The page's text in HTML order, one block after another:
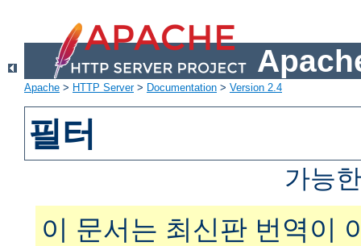
Apache > HTTP Server> Documentation > Version 2.4
필터
가능
이 문서는 최신판 번역이